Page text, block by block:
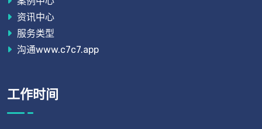
资讯中心
服务类型
沟通www.c7c7.app
工作时间